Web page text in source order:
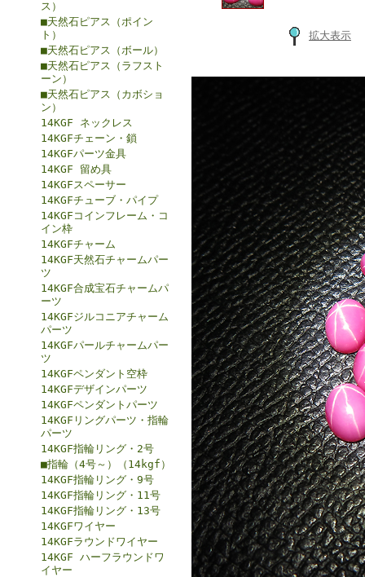
ス）
■天然石ピアス（ポイン
ト）
■天然石ピアス（ボール）
■天然石ピアス（ラフスト
ーン）
■天然石ピアス（カボショ
ン）
14KGF ネックレス
14KGFチェーン・鎖
14KGFパーツ金具
14KGF 留め具
14KGFスペーサー
14KGFチューブ・パイプ
14KGFコインフレーム・コ
イン枠
14KGFチャーム
14KGF天然石チャームパー
ツ
14KGF合成宝石チャームパ
ーツ
14KGFジルコニアチャーム
パーツ
14KGFパールチャームパー
ツ
14KGFペンダント空枠
14KGFデザインパーツ
14KGFペンダントパーツ
14KGFリングパーツ・指輪
パーツ
14KGF指輪リング・2号
■指輪（4号～）（14kgf）
14KGF指輪リング・9号
14KGF指輪リング・11号
14KGF指輪リング・13号
14KGFワイヤー
14KGFラウンドワイヤー
14KGF ハーフラウンドワ
イヤー
拡大表示